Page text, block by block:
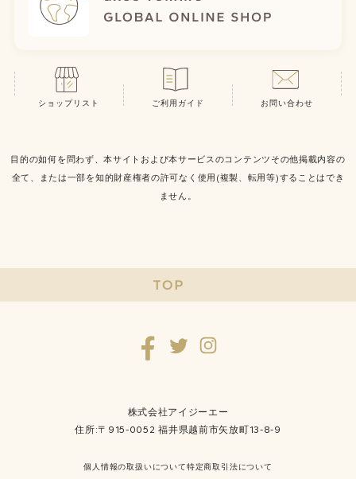
ショップリスト ご利用ガイド お問い合わせ
目的の如何を問わず、本サイトおよび本サービスのコンテンツその他掲載内容の
全て、または一部を知的財産権者の許可なく使用(複製、転用等)することはでき
ません。
TOP
株式会社アイジーエー
住所:〒915-0052 福井県越前市矢放町13-8-9
個人情報の取扱いについて特定商取引法について